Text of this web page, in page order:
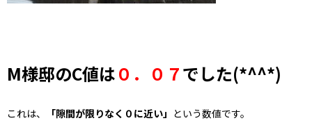
M様邸のC値は０．０７でした(*^^*)
これは、 「隙間が限りなく０に近い」 という数値です。